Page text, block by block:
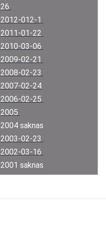
26
2012-012-1
2011-01-22
2010-03-06
2009-02-21
2008-02-23
2007-02-24
2006-02-25
2005
2004 saknas
2003-02-23
2002-03-16
2001 saknas